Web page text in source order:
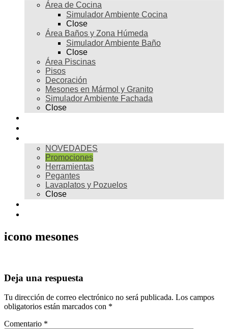
Área de Cocina
Simulador Ambiente Cocina
Close
Área Baños y Zona Húmeda
Simulador Ambiente Baño
Close
Área Piscinas
Pisos
Decoración
Mesones en Mármol y Granito
Simulador Ambiente Fachada
Close
NOVEDADES
Promociones
Herramientas
Pegantes
Lavaplatos y Pozuelos
Close
icono mesones
Deja una respuesta
Tu dirección de correo electrónico no será publicada. Los campos
obligatorios están marcados con *
Comentario *